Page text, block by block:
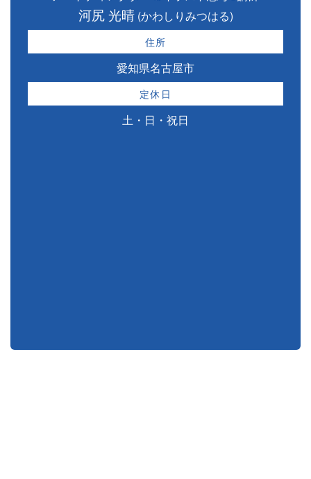
河尻 光晴(かわしりみつはる)
住所
愛知県名古屋市
定休日
土・日・祝日